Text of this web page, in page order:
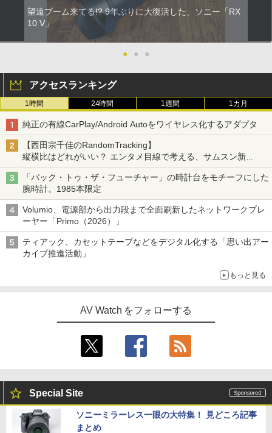
望遠ブーム来てる!? 9年ぶりに大復活した、ソニー「RX
10 V」
● ● ●
アクセスランキング
1時間 24時間 1週間 1カ月
純正の有線CarPlay/Android Autoをワイヤレス化するアダプタ
【西田宗千佳のRandomTracking】
縦横比はどれがいい？ エンタメ目線で考える、サムスン新
「Galaxy Z Fold」
「バック・トゥ・ザ・フューチャー」の時計台をモチーフにした
腕時計。1985本限定
Volumio、電源部から出力段まで全面刷新したネットワークプレ
ーヤー「Primo（2026）」
ティアック、カセットテープなどをデジタル化する「思い出アー
カイブ推進活動」
もっと見る
AV Watch をフォローする
Special Site
ソニーミラーレス一眼の大特集！ 見どころ記事
まとめ